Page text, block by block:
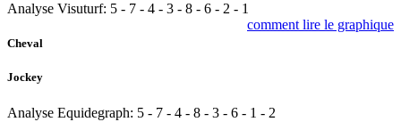
Analyse Visuturf: 5 - 7 - 4 - 3 - 8 - 6 - 2 - 1
comment lire le graphique
Cheval
Jockey
Analyse Equidegraph: 5 - 7 - 4 - 8 - 3 - 6 - 1 - 2